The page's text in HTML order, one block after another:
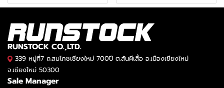
RUNSTOCK CO.,LTD.
339 หมู่ที่7 ถ.สมโภชเชียงใหม่ 700ปี ต.สันผีเสื้อ อ.เมืองเชียงใหม่
จ.เชียงใหม่ 50300
Sale Manager